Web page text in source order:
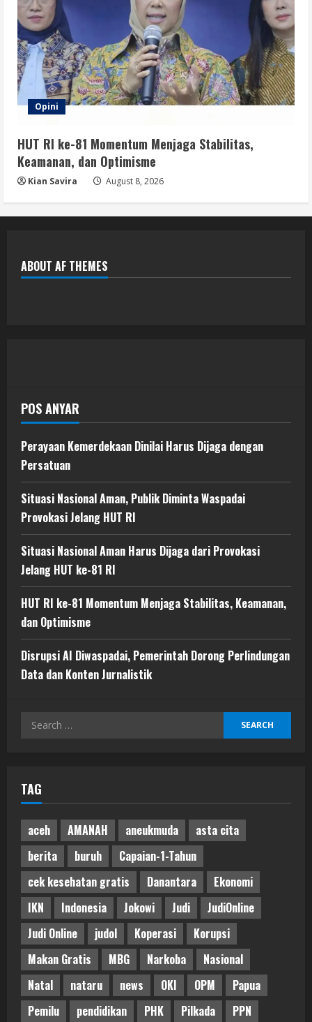
Opini
HUT RI ke-81 Momentum Menjaga Stabilitas,
Keamanan, dan Optimisme
Kian Savira August 8, 2026
ABOUT AF THEMES
POS ANYAR
Perayaan Kemerdekaan Dinilai Harus Dijaga dengan
Persatuan
Situasi Nasional Aman, Publik Diminta Waspadai
Provokasi Jelang HUT RI
Situasi Nasional Aman Harus Dijaga dari Provokasi
Jelang HUT ke-81 RI
HUT RI ke-81 Momentum Menjaga Stabilitas, Keamanan,
dan Optimisme
Disrupsi AI Diwaspadai, Pemerintah Dorong Perlindungan
Data dan Konten Jurnalistik
Search
TAG
aceh AMANAH aneukmuda
asta cita
berita
buruh
Capaian-1-Tahun
cek kesehatan gratis
Danantara
Ekonomi
IKN
Indonesia Jokowi Judi
JudiOnline
Judi Online
judol Koperasi
Korupsi
Makan Gratis
MBG Narkoba
Nasional
Natal
nataru news OKI OPM
Papua
Pemilu
pendidikan PHK Pilkada PPN